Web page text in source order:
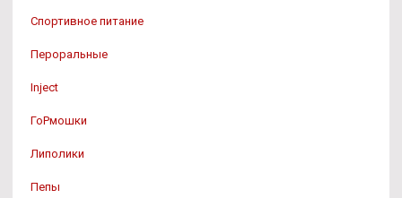
Спортивное питание
Пероральные
Inject
ГоРмошки
Липолики
Пепы